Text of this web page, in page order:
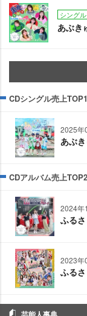
シングル
あぶき
CDシングル売上
2025年
あぶ
CDアルバム売上
2024年
ふる
2023年
ふるさ